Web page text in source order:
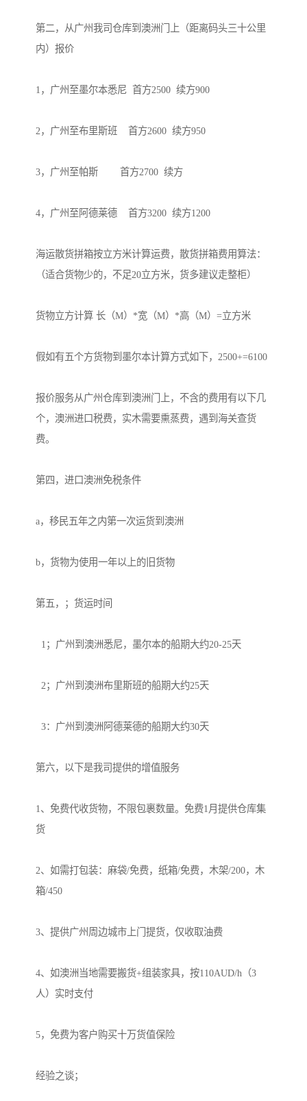
第二，从广州我司仓库到澳洲门上（距离码头三十公里
内）报价
1，广州至墨尔本悉尼  首方2500  续方900
2，广州至布里斯班    首方2600  续方950
3，广州至帕斯        首方2700  续方
4，广州至阿德莱德    首方3200  续方1200
海运散货拼箱按立方米计算运费，散货拼箱费用算法：
（适合货物少的，不足20立方米，货多建议走整柜）
货物立方计算 长（M）*宽（M）*高（M）=立方米
假如有五个方货物到墨尔本计算方式如下，2500+=6100
报价服务从广州仓库到澳洲门上，不含的费用有以下几
个，澳洲进口税费，实木需要熏蒸费，遇到海关查货
费。
第四，进口澳洲免税条件
a，移民五年之内第一次运货到澳洲
b，货物为使用一年以上的旧货物
第五，；货运时间
第六，以下是我司提供的增值服务
1、免费代收货物，不限包裹数量。免费1月提供仓库集
货
2、如需打包装：麻袋/免费，纸箱/免费，木架/200，木
箱/450
3、提供广州周边城市上门提货，仅收取油费
4、如澳洲当地需要搬货+组装家具，按110AUD/h（3
人）实时支付
5，免费为客户购买十万货值保险
经验之谈；